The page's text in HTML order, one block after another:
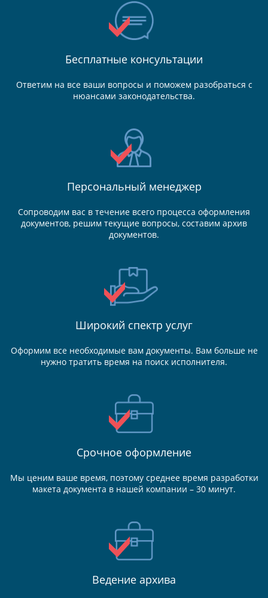
Бесплатные консультации
Ответим на все ваши вопросы и поможем разобраться с
нюансами законодательства.
Персональный менеджер
Сопроводим вас в течение всего процесса оформления
документов, решим текущие вопросы, составим архив
документов.
Широкий спектр услуг
Оформим все необходимые вам документы. Вам больше не
нужно тратить время на поиск исполнителя.
Срочное оформление
Мы ценим ваше время, поэтому среднее время разработки
макета документа в нашей компании – 30 минут.
Ведение архива